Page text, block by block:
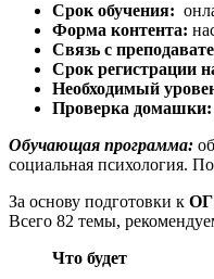
Срок обучения:
Форма контента:
Связь с
Срок регистрации
Необходимый
Проверка домашки:
Обучающая программа:
социальная психология.
За основу подготовки к
Всего 82 темы,
Что будет